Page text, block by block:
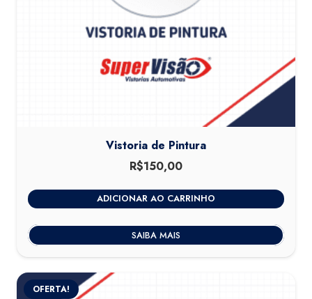
Vistoria de Pintura
R$150,00
ADICIONAR AO CARRINHO
SAIBA MAIS
OFERTA!